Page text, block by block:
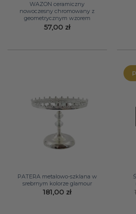
WAZON ceramiczny
nowoczesny chromowany z
geometrycznym wzorem
57,00 zł
PATERA metalowo-szklana w
srebrnym kolorze glamour
181,00 zł